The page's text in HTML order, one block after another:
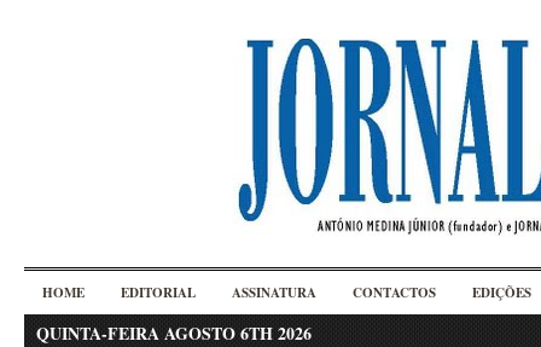
HOME EDITORIAL ASSINATURA CONTACTOS EDIÇÕES
QUINTA-FEIRA AGOSTO 6TH 2026